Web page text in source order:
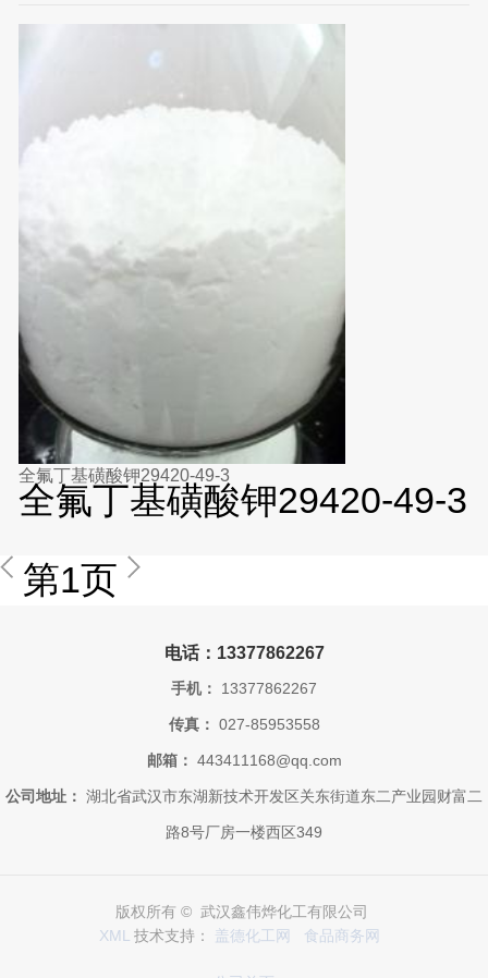
全氟丁基磺酸钾29420-49-3
全氟丁基磺酸钾29420-49-3
第1页
电话：13377862267
手机： 13377862267
传真： 027-85953558
邮箱： 443411168@qq.com
公司地址： 湖北省武汉市东湖新技术开发区关东街道东二产业园财富二
路8号厂房一楼西区349
版权所有 © 武汉鑫伟烨化工有限公司
XML 技术支持： 盖德化工网 食品商务网